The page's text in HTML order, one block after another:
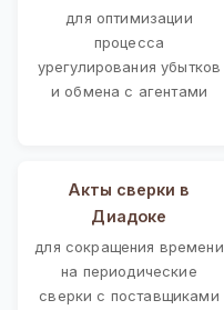
для оптимизации
процесса
урегулирования убытков
и обмена с агентами
Акты сверки в
Диадоке
для сокращения времени
на периодические
сверки с поставщиками